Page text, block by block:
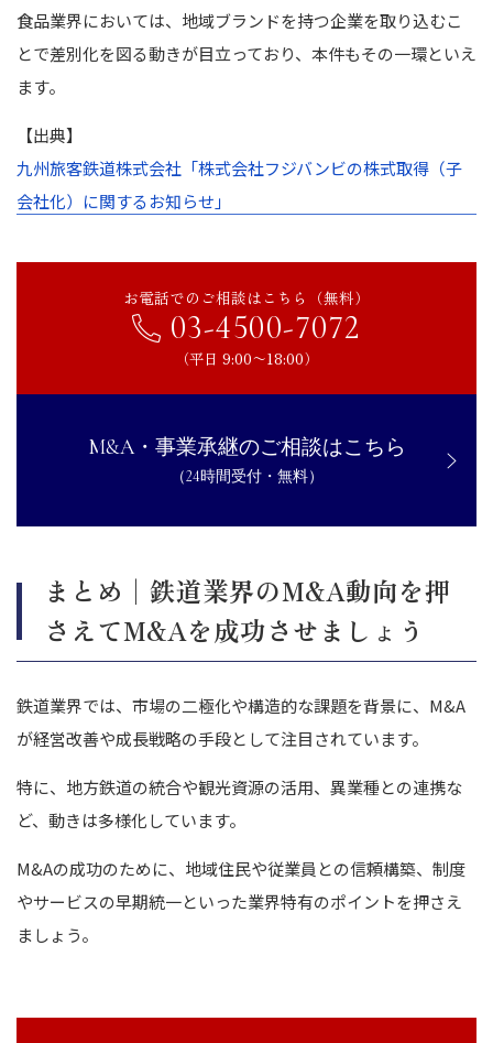
食品業界においては、地域ブランドを持つ企業を取り込むこ
とで差別化を図る動きが目立っており、本件もその一環といえ
ます。
【出典】
九州旅客鉄道株式会社「株式会社フジバンビの株式取得（子
会社化）に関するお知らせ」
お電話でのご相談はこちら（無料）
03-4500-7072
（平日 9:00〜18:00）
M&A・事業承継のご相談はこちら
（24時間受付・無料）
まとめ│鉄道業界のM&A動向を押
さえてM&Aを成功させましょう
鉄道業界では、市場の二極化や構造的な課題を背景に、M&A
が経営改善や成長戦略の手段として注目されています。
特に、地方鉄道の統合や観光資源の活用、異業種との連携な
ど、動きは多様化しています。
M&Aの成功のために、地域住民や従業員との信頼構築、制度
やサービスの早期統一といった業界特有のポイントを押さえ
ましょう。